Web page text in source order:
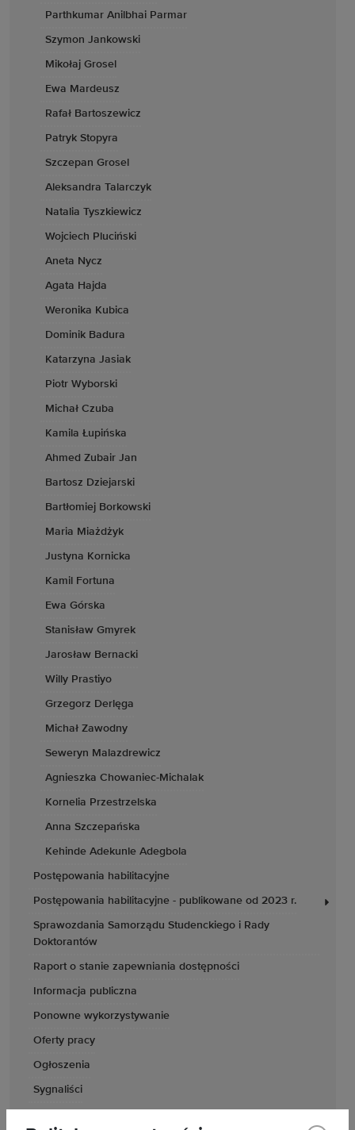
Parthkumar Anilbhai Parmar
Szymon Jankowski
Mikołaj Grosel
Ewa Mardeusz
Rafał Bartoszewicz
Patryk Stopyra
Szczepan Grosel
Aleksandra Talarczyk
Natalia Tyszkiewicz
Wojciech Pluciński
Aneta Nycz
Agata Hajda
Weronika Kubica
Dominik Badura
Katarzyna Jasiak
Piotr Wyborski
Michał Czuba
Kamila Łupińska
Ahmed Zubair Jan
Bartosz Dziejarski
Bartłomiej Borkowski
Maria Miażdżyk
Justyna Kornicka
Kamil Fortuna
Ewa Górska
Stanisław Gmyrek
Jarosław Bernacki
Willy Prastiyo
Grzegorz Derlęga
Michał Zawodny
Seweryn Malazdrewicz
Agnieszka Chowaniec-Michalak
Kornelia Przestrzelska
Anna Szczepańska
Kehinde Adekunle Adegbola
Postępowania habilitacyjne
Postępowania habilitacyjne - publikowane od 2023 r.
Sprawozdania Samorządu Studenckiego i Rady
Doktorantów
Raport o stanie zapewniania dostępności
Informacja publiczna
Ponowne wykorzystywanie
Oferty pracy
Ogłoszenia
Sygnaliści